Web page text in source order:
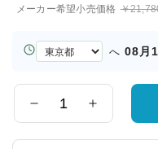
メーカー希望小売価格 ￥
お
届
へ 08月
量